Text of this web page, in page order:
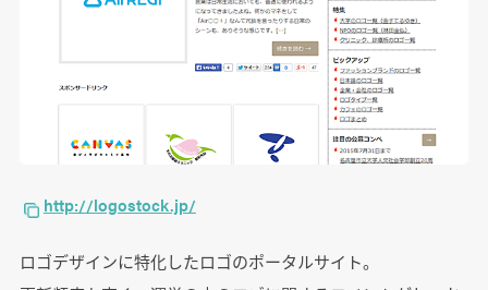
http://logostock.jp/
ロゴデザインに特化したロゴのポータルサイト。